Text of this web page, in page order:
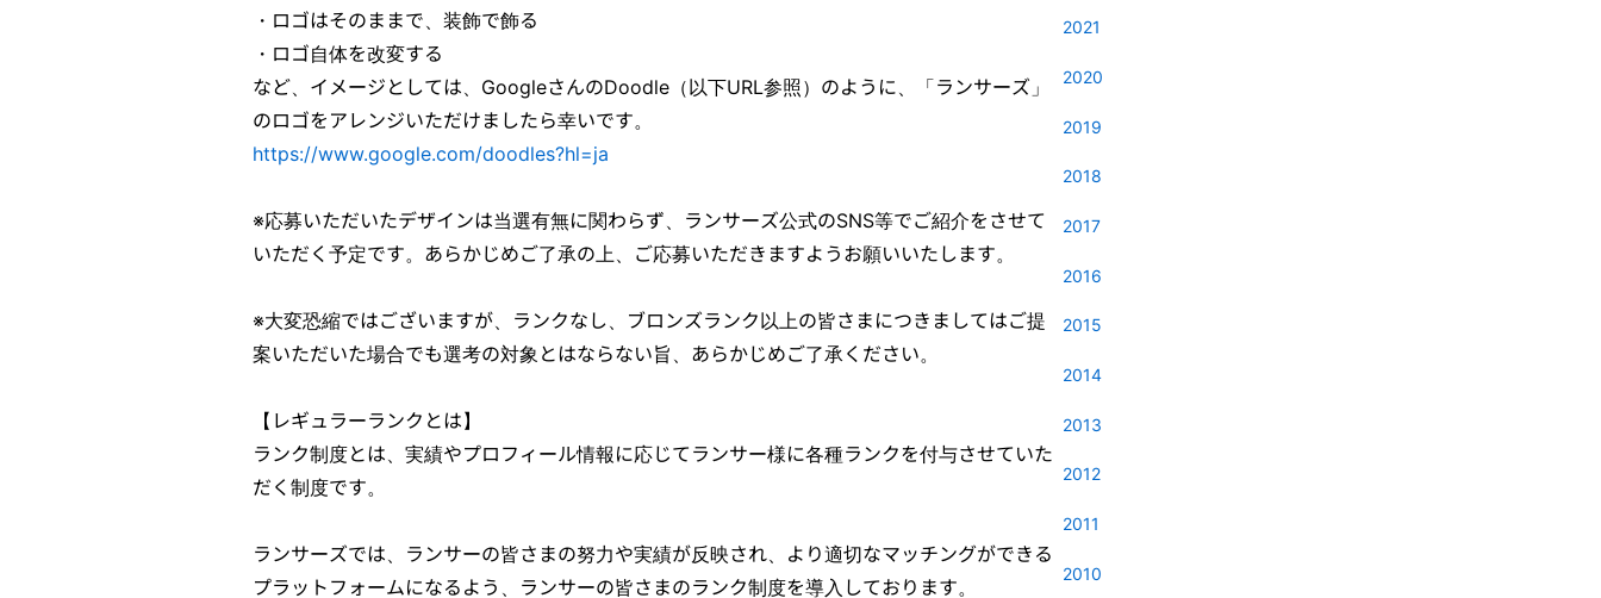
・ロゴはそのままで、装飾で飾る
・ロゴ自体を改変する
など、イメージとしては、GoogleさんのDoodle（以下URL参照）のように、「ランサーズ」
のロゴをアレンジいただけましたら幸いです。
https://www.google.com/doodles?hl=ja
※応募いただいたデザインは当選有無に関わらず、ランサーズ公式のSNS等でご紹介をさせて
いただく予定です。あらかじめご了承の上、ご応募いただきますようお願いいたします。
※大変恐縮ではございますが、ランクなし、ブロンズランク以上の皆さまにつきましてはご提
案いただいた場合でも選考の対象とはならない旨、あらかじめご了承ください。
【レギュラーランクとは】
ランク制度とは、実績やプロフィール情報に応じてランサー様に各種ランクを付与させていた
だく制度です。
ランサーズでは、ランサーの皆さまの努力や実績が反映され、より適切なマッチングができる
プラットフォームになるよう、ランサーの皆さまのランク制度を導入しております。
2021
2020
2019
2018
2017
2016
2015
2014
2013
2012
2011
2010